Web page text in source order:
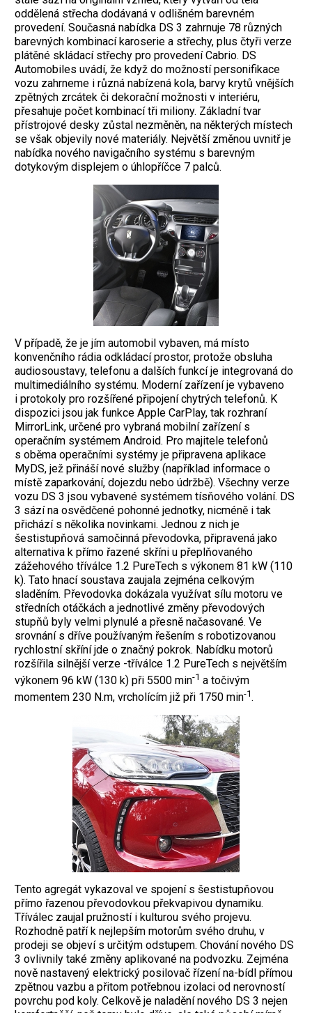
oddělená střecha dodávaná v odlišném barevném
provedení. Současná nabídka DS 3 zahrnuje 78 různých
barevných kombinací karoserie a střechy, plus čtyři verze
plátěné skládací střechy pro provedení Cabrio. DS
Automobiles uvádí, že když do možností personifikace
vozu zahrneme i různá nabízená kola, barvy krytů vnějších
zpětných zrcátek či dekorační možnosti v interiéru,
přesahuje počet kombinací tři miliony. Základní tvar
přístrojové desky zůstal nezměněn, na některých místech
se však objevily nové materiály. Největší změnou uvnitř je
nabídka nového navigačního systému s barevným
dotykovým displejem o úhlopříčce 7 palců.
V případě, že je jím automobil vybaven, má místo
konvenčního rádia odkládací prostor, protože obsluha
audiosoustavy, telefonu a dalších funkcí je integrovaná do
multimediálního systému. Moderní zařízení je vybaveno
i protokoly pro rozšířené připojení chytrých telefonů. K
dispozici jsou jak funkce Apple CarPlay, tak rozhraní
MirrorLink, určené pro vybraná mobilní zařízení s
operačním systémem Android. Pro majitele telefonů
s oběma operačními systémy je připravena aplikace
MyDS, jež přináší nové služby (například informace o
místě zaparkování, dojezdu nebo údržbě). Všechny verze
vozu DS 3 jsou vybavené systémem tísňového volání. DS
3 sází na osvědčené pohonné jednotky, nicméně i tak
přichází s několika novinkami. Jednou z nich je
šestistupňová samočinná převodovka, připravená jako
alternativa k přímo řazené skříni u přeplňovaného
zážehového tříválce 1.2 PureTech s výkonem 81 kW (110
k). Tato hnací soustava zaujala zejména celkovým
sladěním. Převodovka dokázala využívat sílu motoru ve
středních otáčkách a jednotlivé změny převodových
stupňů byly velmi plynulé a přesně načasované. Ve
srovnání s dříve používaným řešením s robotizovanou
rychlostní skříní jde o značný pokrok. Nabídku motorů
rozšířila silnější verze -tříválce 1.2 PureTech s největším
výkonem 96 kW (130 k) při 5500 min-1 a točivým
momentem 230 N.m, vrcholícím již při 1750 min-1.
Tento agregát vykazoval ve spojení s šestistupňovou
přímo řazenou převodovkou překvapivou dynamiku.
Tříválec zaujal pružností i kulturou svého projevu.
Rozhodně patří k nejlepším motorům svého druhu, v
prodeji se objeví s určitým odstupem. Chování nového DS
3 ovlivnily také změny aplikované na podvozku. Zejména
nově nastavený elektrický posilovač řízení na-bídl přímou
zpětnou vazbu a přitom potřebnou izolaci od nerovností
povrchu pod koly. Celkově je naladění nového DS 3 nejen